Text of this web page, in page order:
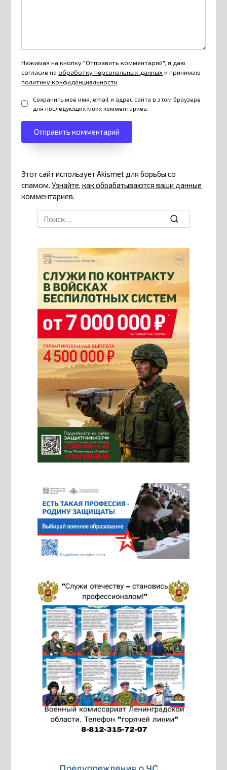
Нажимая на кнопку "Отправить комментарий", я даю
согласие наобработку персональных данных и принимаю
политику конфиденциальности
Сохранить моё имя, email и адрес сайта в этом браузере
для последующих моих комментариев.
Этот сайт использует Akismet для борьбы со
спамом.Узнайте, как обрабатываются ваши данные
комментариев.
Search
for: